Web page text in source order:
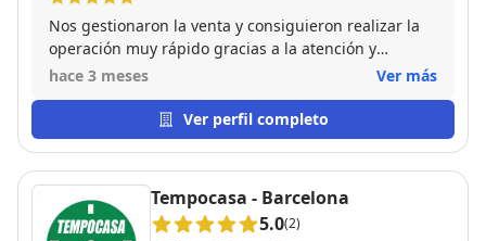
Nos gestionaron la venta y consiguieron realizar la
operación muy rápido gracias a la atención y
profesionalidad de Paola. Una muy grata
hace 3 meses Ver más
Ver perfil completo
Tempocasa - Barcelona
5.0(2)